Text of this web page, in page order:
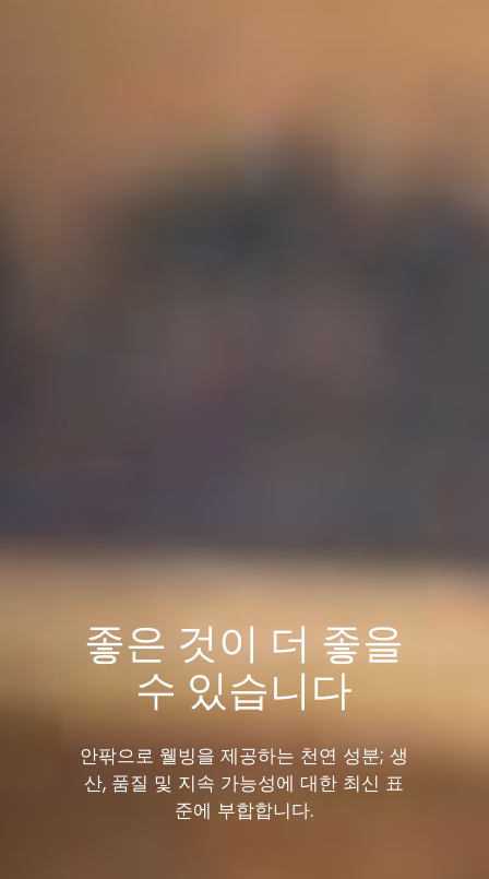
좋은 것이 더 좋을
수 있습니다
안팎으로 웰빙을 제공하는 천연 성분; 생
산, 품질 및 지속 가능성에 대한 최신 표
준에 부합합니다.